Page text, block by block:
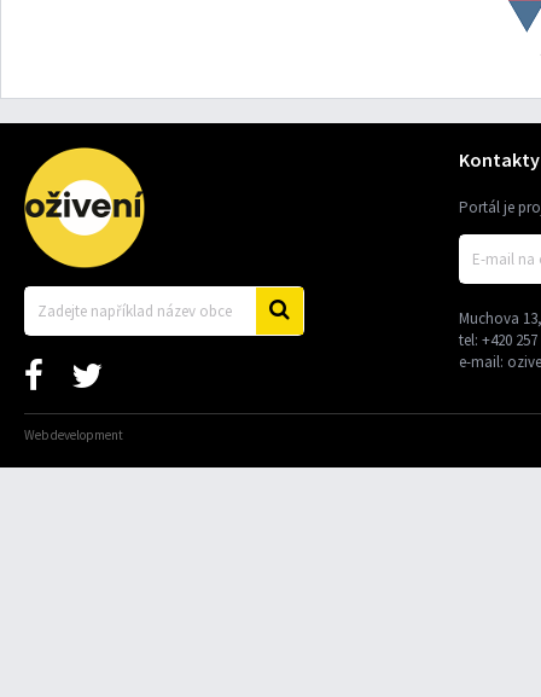
Kontakty
Portál je
Muchova
tel: +420
e-mail:
Web development